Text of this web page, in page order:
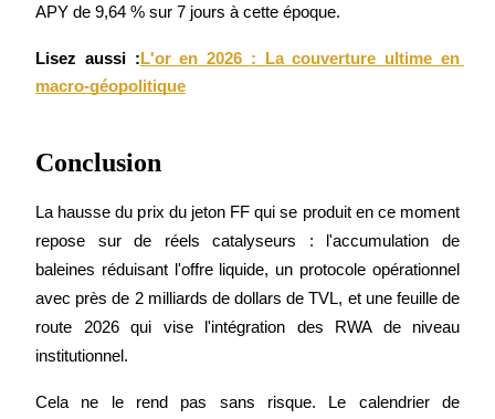
APY de 9,64 % sur 7 jours à cette époque.
Lisez aussi :L'or en 2026 : La couverture ultime en
macro-géopolitique
Conclusion
La hausse du prix du jeton FF qui se produit en ce moment
repose sur de réels catalyseurs : l'accumulation de
baleines réduisant l'offre liquide, un protocole opérationnel
avec près de 2 milliards de dollars de TVL, et une feuille de
route 2026 qui vise l'intégration des RWA de niveau
institutionnel.
Cela ne le rend pas sans risque. Le calendrier de